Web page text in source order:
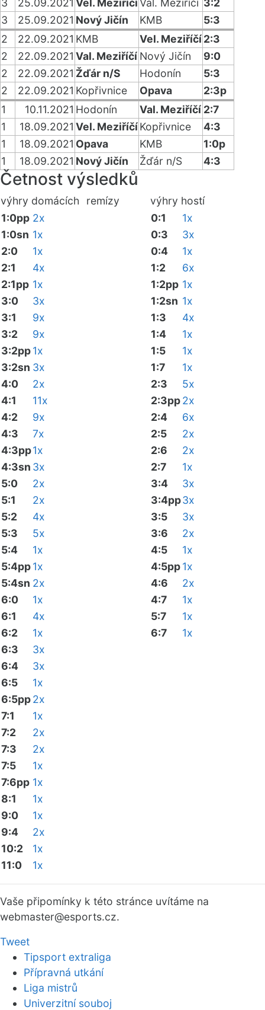
3 25.09.2021 Vel. Meziříčí Val. Meziříčí 3:2
3
25.09.2021 Nový Jičín KMB
5:3
2
22.09.2021 KMB Vel. Meziříčí2:3
2
22.09.2021 Val. Meziříčí Nový Jičín
9:0
2
22.09.2021 Žďár n/S Hodonín
5:3
2
22.09.2021 Kopřivnice Opava
2:3p
1
10.11.2021 Hodonín Val. Meziříčí 2:7
1
18.09.2021 Vel. MeziříčíKopřivnice
4:3
1
18.09.2021 Opava KMB
1:0p
1
18.09.2021 Nový Jičín Žďár n/S 4:3
Četnost výsledků
výhry domácích remízy výhry hostí
1:0pp 2x
1:0sn 1x
2:0
1x
2:1
4x
2:1pp 1x
3:0
3x
3:1
9x
3:2
9x
3:2pp1x
3:2sn 3x
4:0
2x
4:1
11x
4:2
9x
4:3
7x
4:3pp1x
4:3sn 3x
5:0
2x
5:1
2x
5:2
4x
5:3
5x
5:4
1x
5:4pp1x
5:4sn 2x
6:0
1x
6:1
4x
6:2
1x
6:3
3x
6:4
3x
6:5
1x
6:5pp2x
7:1
1x
7:2
2x
7:3
2x
7:5
1x
7:6pp 1x
8:1
1x
9:0
1x
9:4
2x
10:2
1x
11:0
1x
0:1
1x
0:3
3x
0:4
1x
1:2
6x
1:2pp 1x
1:2sn 1x
1:3
4x
1:4
1x
1:5
1x
1:7
1x
2:3
5x
2:3pp2x
2:4
6x
2:5
2x
2:6
2x
2:7
1x
3:4
3x
3:4pp3x
3:5
3x
3:6
2x
4:5
1x
4:5pp1x
4:6
2x
4:7
1x
5:7
1x
6:7
1x
Vaše připomínky k této stránce uvítáme na
webmaster@esports.cz.
Tweet
Tipsport extraliga
Přípravná utkání
Liga mistrů
Univerzitní souboj